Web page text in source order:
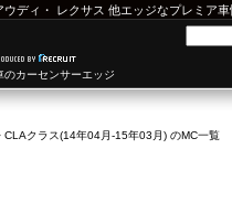
ウディ ・ レクサス 他エッジなプレミア車
カーセンサーエッジ
CLAクラス(14年04月-15年03月) のMC一覧